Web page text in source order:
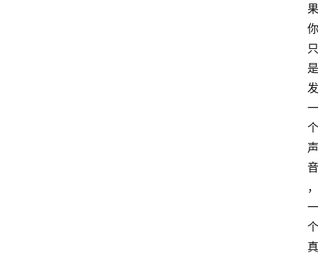
果
你
只
是
发
一
个
声
音
，
一
个
真